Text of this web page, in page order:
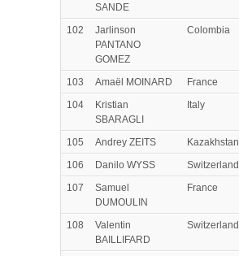
SANDE
102
Jarlinson
PANTANO
GOMEZ
Colombia
103 Amaël MOINARD France
104
Kristian
SBARAGLI
Italy
105 Andrey ZEITS Kazakhstan
106
Danilo WYSS Switzerland
107
Samuel
DUMOULIN
France
108
Valentin
BAILLIFARD
Switzerland